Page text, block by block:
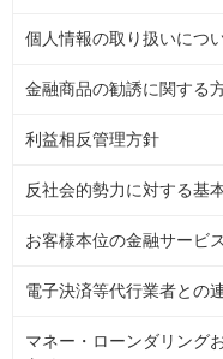
個人情報の取り扱いにつ
金融商品の勧誘に関する
利益相反管理方針
反社会的勢力に対する基
お客様本位の金融サービ
電子決済等代行業者との
マネー・ローンダリング